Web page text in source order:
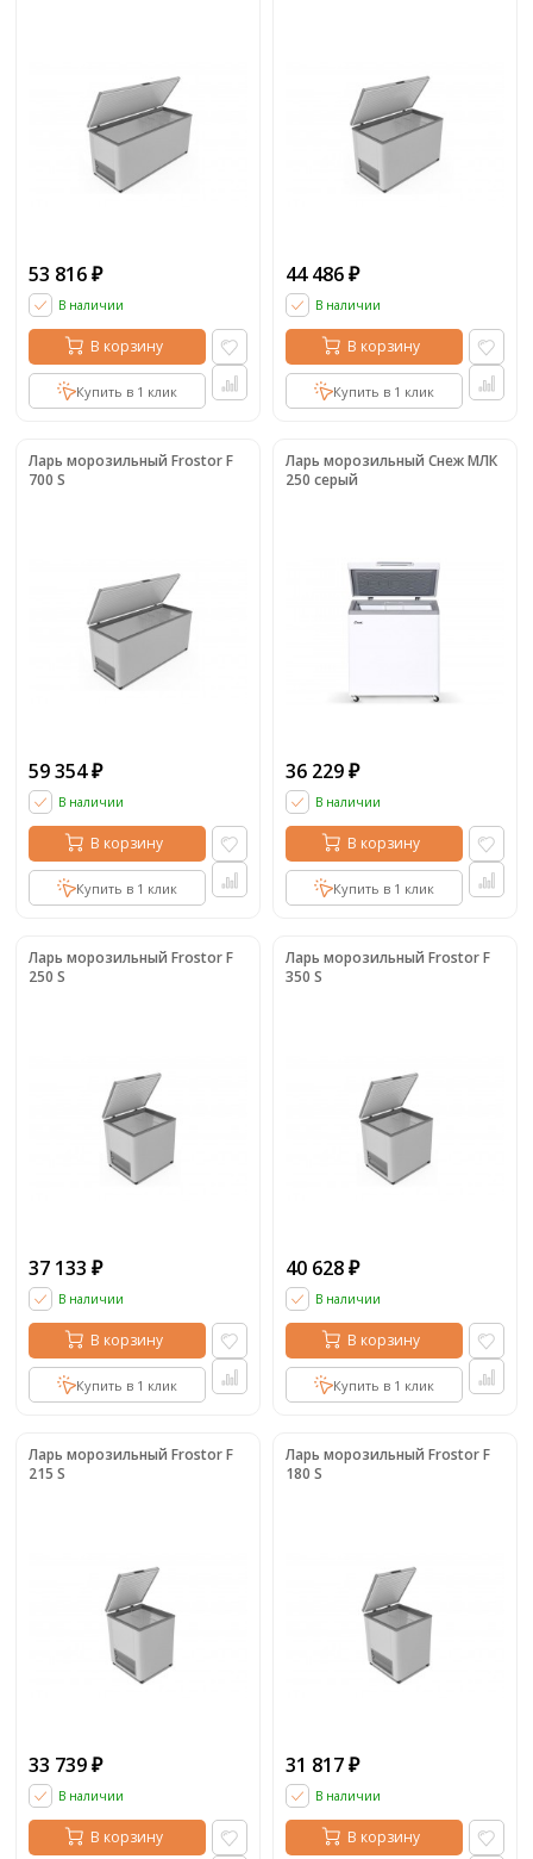
53 816 ₽
В наличии
В корзину
Купить в 1 клик
44 486 ₽
В наличии
В корзину
Купить в 1 клик
Ларь морозильный Frostor F
700 S
59 354 ₽
В наличии
В корзину
Купить в 1 клик
Ларь морозильный Снеж МЛК
250 серый
36 229 ₽
В наличии
В корзину
Купить в 1 клик
Ларь морозильный Frostor F
250 S
37 133 ₽
В наличии
В корзину
Купить в 1 клик
Ларь морозильный Frostor F
350 S
40 628 ₽
В наличии
В корзину
Купить в 1 клик
Ларь морозильный Frostor F
215 S
33 739 ₽
В наличии
В корзину
Ларь морозильный Frostor F
180 S
31 817 ₽
В наличии
В корзину